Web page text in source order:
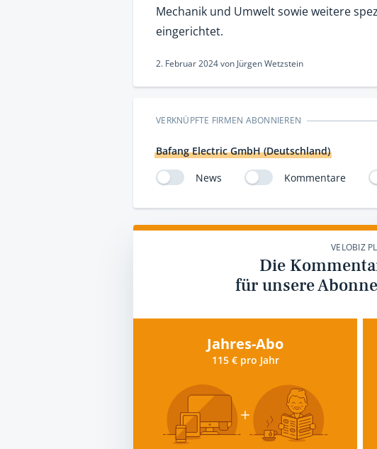
Mechanik und Umwelt sowie weitere
eingerichtet.
2. Februar 2024von Jürgen Wetzstein
VERKNÜPFTE FIRMEN ABONNIEREN
Bafang Electric GmbH (Deutschland)
News
Kommentare
VELOBIZ
Die
für unsere
Jahres-Abo
115 € pro Jahr